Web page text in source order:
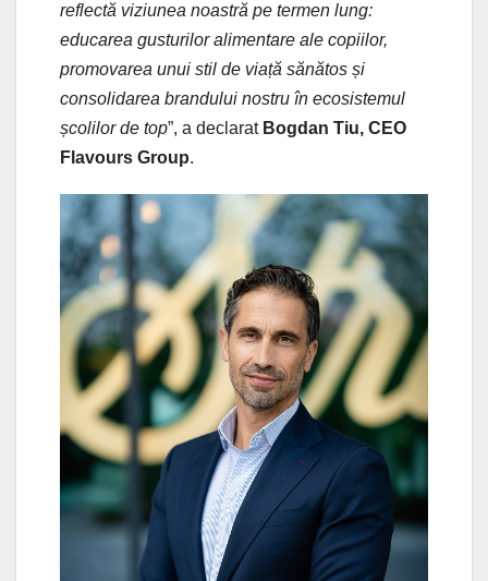
reflectă viziunea noastră pe termen lung:
educarea gusturilor alimentare ale copiilor,
promovarea unui stil de viață sănătos și
consolidarea brandului nostru în ecosistemul
școlilor de top”, a declarat Bogdan Tiu, CEO
Flavours Group.